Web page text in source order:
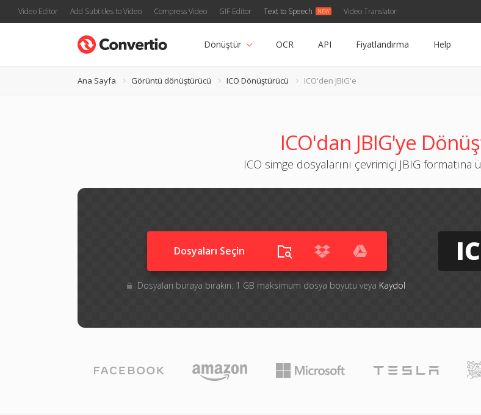
Video Editor Add Subtitles to Video Compress Video GIF Editor Text to Speech Video Translator
Dönüştür OCR API Fiyatlandırma Help
Ana Sayfa Görüntü dönüştürücü ICO Dönüştürücü ICO'den JBIG'e
ICO'dan JBIG'ye
ICO simge dosyalarını çevrimiçi JBIG
Dosyaları Seçin
Dosyaları buraya bırakın. 1 GB maksimum dosya boyutu veya Kaydol